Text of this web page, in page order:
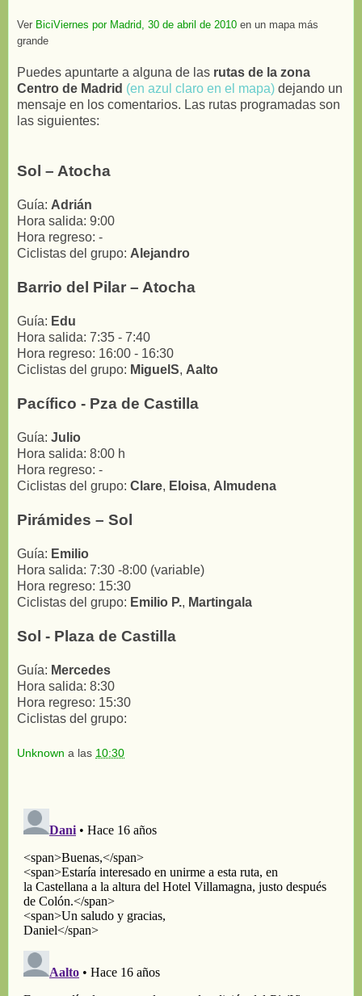
Ver BiciViernes por Madrid, 30 de abril de 2010 en un mapa más
grande
Puedes apuntarte a alguna de las rutas de la zona
Centro de Madrid (en azul claro en el mapa) dejando un
mensaje en los comentarios. Las rutas programadas son
las siguientes:
Sol – Atocha
Guía: Adrián
Hora salida: 9:00
Hora regreso: -
Ciclistas del grupo: Alejandro
Barrio del Pilar – Atocha
Guía: Edu
Hora salida: 7:35 - 7:40
Hora regreso: 16:00 - 16:30
Ciclistas del grupo: MiguelS, Aalto
Pacífico - Pza de Castilla
Guía: Julio
Hora salida: 8:00 h
Hora regreso: -
Ciclistas del grupo: Clare, Eloisa, Almudena
Pirámides – Sol
Guía: Emilio
Hora salida: 7:30 -8:00 (variable)
Hora regreso: 15:30
Ciclistas del grupo: Emilio P., Martingala
Sol - Plaza de Castilla
Guía: Mercedes
Hora salida: 8:30
Hora regreso: 15:30
Ciclistas del grupo:
Unknown a las 10:30